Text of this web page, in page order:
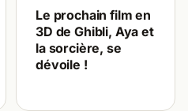
Le prochain film en
3D de Ghibli, Aya et
la sorcière, se
dévoile !